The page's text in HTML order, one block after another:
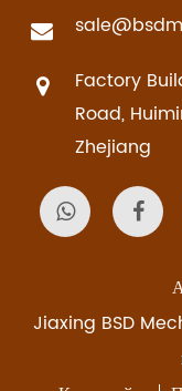
Factory
Road,
Zhejiang
Jiaxing BSD